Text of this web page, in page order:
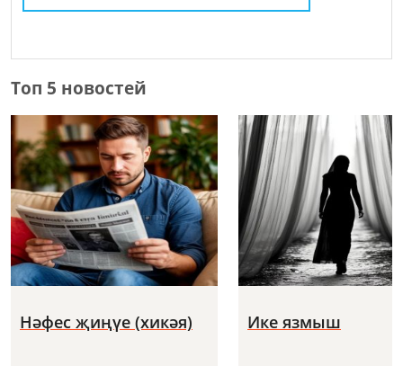
Топ 5 новостей
Нәфес җиңүе (хикәя) Ике язмыш